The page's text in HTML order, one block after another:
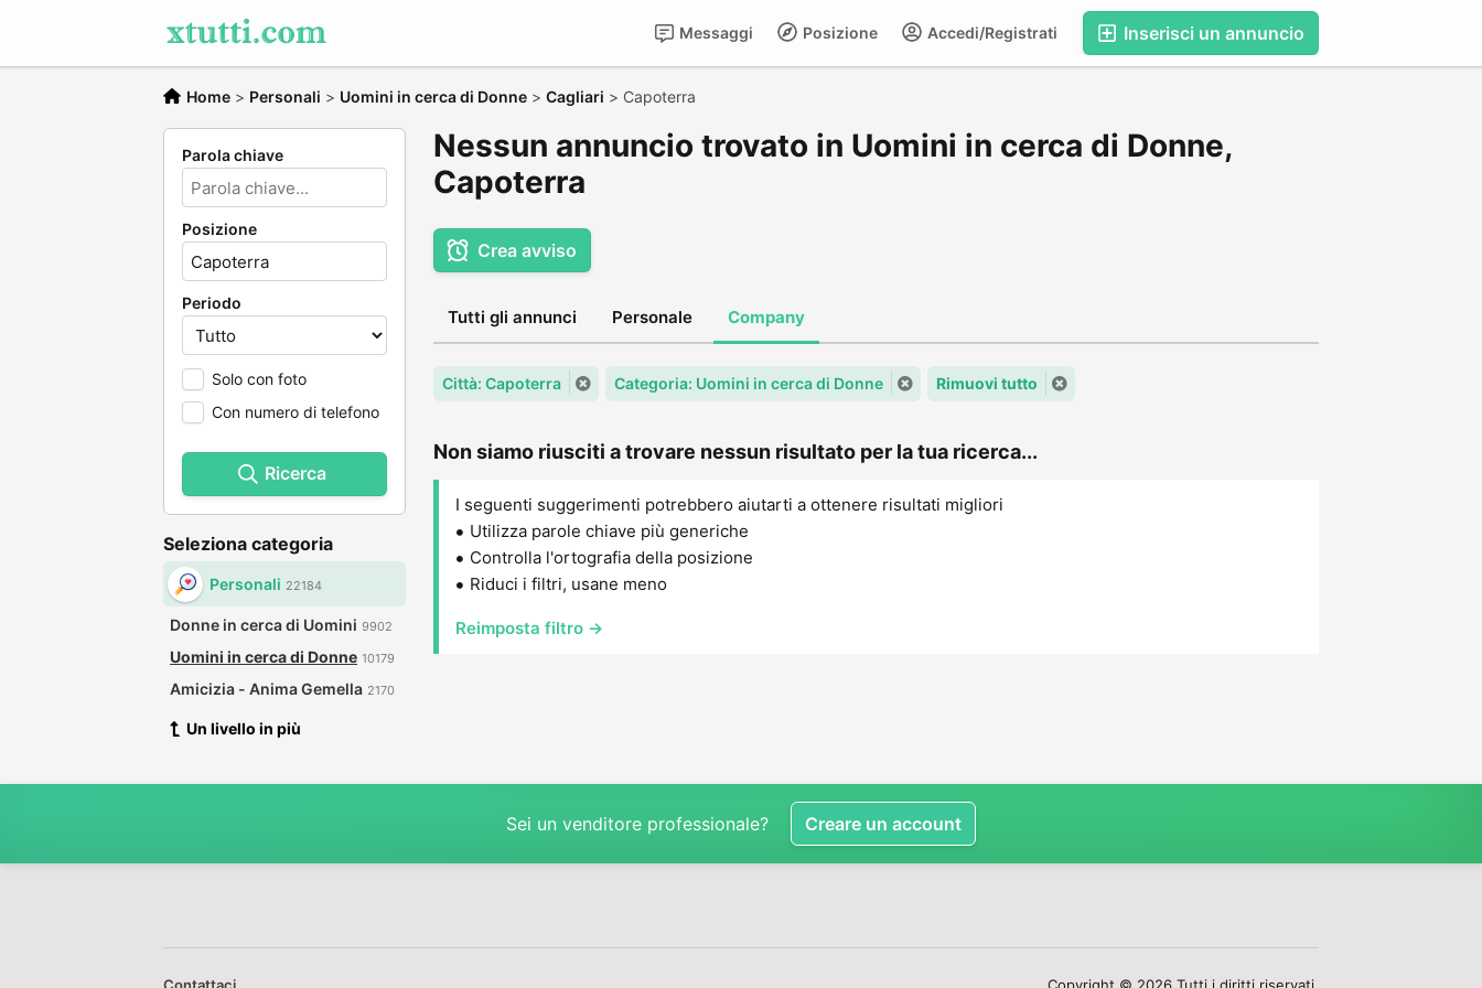
Inserisci un annuncio
Accedi/Registrati
Posizione
Messaggi
Home > Personali > Uomini in cerca di Donne > Cagliari > Capoterra
Parola chiave
Posizione
Periodo
Solo con foto
Con numero di telefono
Ricerca
Seleziona categoria
Personali 22184
Donne in cerca di Uomini 9902
Uomini in cerca di Donne 10179
Amicizia - Anima Gemella 2170
Un livello in più
Nessun annuncio trovato in Uomini in cerca di Donne,
Capoterra
Crea avviso
Tutti gli annunci Personale Company
Città: Capoterra Categoria: Uomini in cerca di Donne Rimuovi tutto
Non siamo riusciti a trovare nessun risultato per la tua ricerca...
I seguenti suggerimenti potrebbero aiutarti a ottenere risultati migliori
Utilizza parole chiave più generiche
Controlla l'ortografia della posizione
Riduci i filtri, usane meno
Reimposta filtro →
Sei un venditore professionale? Creare un account